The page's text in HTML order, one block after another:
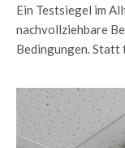
Ein Testsiegel im
nachvollziehbare
Bedingungen. Statt